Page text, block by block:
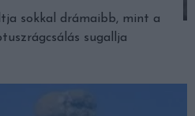
sokkal drámaibb, mint a
sugallja